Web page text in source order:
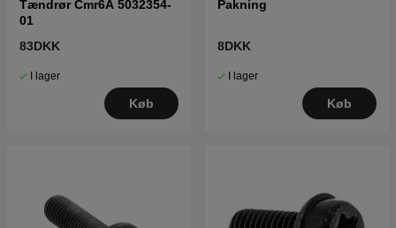
Tændrør Cmr6A 5032354-
01
83DKK
I lager
Køb
Pakning
8DKK
I lager
Køb